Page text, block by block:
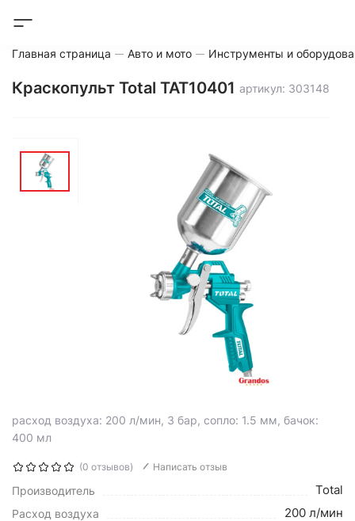
Главная страница Авто и мото Инструменты и
Краскопульт Total TAT10401 артикул: 303148
расход воздуха: 200 л/мин, 3 бар, сопло: 1.5 мм, бачок:
400 мл
(0 отзывов) Написать отзыв
Производитель Total
Расход воздуха 200 л/мин